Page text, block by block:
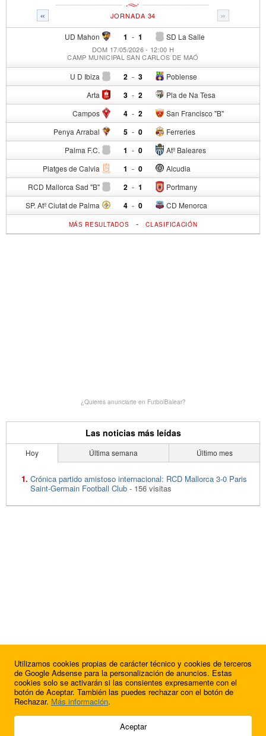
« »
JORNADA 34
UD Mahon 1 - SD La Salle
1
DOM 17/05/2026 - 12:00 H
CAMP MUNICIPAL SAN CARLOS DE MAÓ
U D Ibiza 2 - Poblense
3
Arta 3 - Pla de Na Tesa
2
Campos 4 - San Francisco "B"
2
Penya Arrabal 5 - Ferreries
0
Palma F.C. 1 - Atº Baleares
0
Platges de Calvia 1 - Alcudia
0
RCD Mallorca Sad "B" 2 - Portmany
1
SP. Atº Ciutat de Palma 4 - CD Menorca
0
MÁS RESULTADOS -CLASIFICACIÓN
¿Quieres anunciarte en FutbolBalear?
Las noticias más leídas
Hoy Última semana Último mes
Crónica partido amistoso internacional: RCD Mallorca 3-0 Paris
Saint-Germain Football Club - 156 visitas
© 2009 - 2026 Soluciones Corporativas IP, SL.
Utilizamos cookies propias de carácter técnico y cookies de terceros
de Google Adsense para la personalización de anuncios. Estas
cookies solo se activarán si las consientes expresamente con el
botón de Aceptar. También las puedes rechazar con el botón de
Rechazar. Más información.
Aceptar